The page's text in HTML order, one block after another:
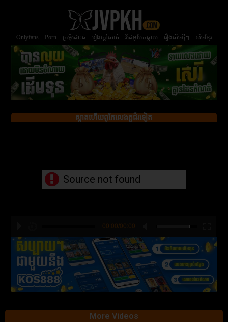
Onlyfans Porn ក្រមំុដោះធំ រឿងក្ដៅសាច់ វីដេអូបែកធ្លាយ រឿងសិចថ្មីៗ សិចខ្មែរ
ស្អាតហើយពូកែលេងក្ដជ័រទៀត
hd2880
hd2160
hd2160
hd1440
highres
hd1080
hd720
large
medium
small
tiny
00:00/00:00
Source not found
More Videos